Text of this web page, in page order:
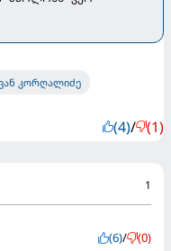
კორღალიძე
(4)/ (1)
1
(6)/ (0)